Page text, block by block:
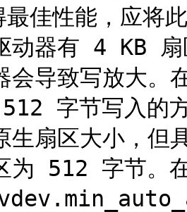
佳性能，应将
动器有 4
会导致写放大
字节写入的
生扇区大小，
为 512 字节。